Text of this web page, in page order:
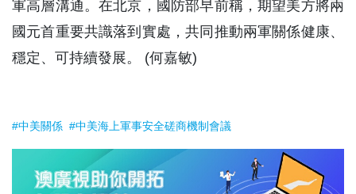
#中美關係 #中美海上軍事安全磋商機制會議